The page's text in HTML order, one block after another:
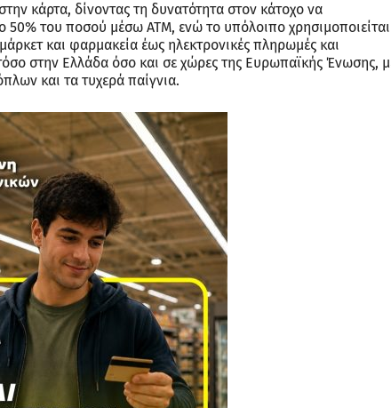
κάρτα, δίνοντας τη δυνατότητα στον κάτοχο να
50% του ποσού μέσω ΑΤΜ, ενώ το υπόλοιπο
και φαρμακεία έως ηλεκτρονικές πληρωμές και
στην Ελλάδα όσο και σε χώρες της Ευρωπαϊκής Ένωσης,
και τα τυχερά παίγνια.